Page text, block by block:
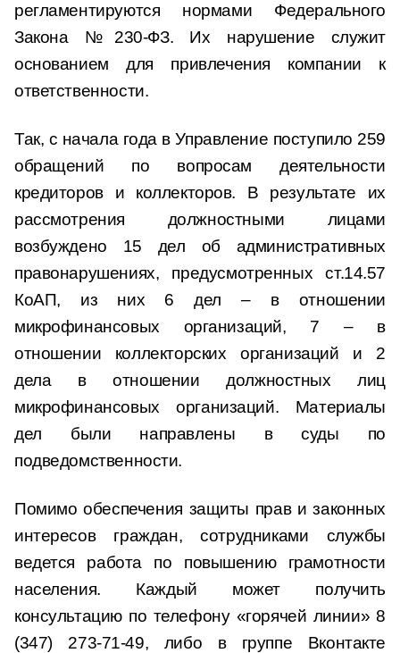
регламентируются нормами Федерального
Закона №230-ФЗ. Их нарушение служит
основанием для привлечения компании к
ответственности.
Так, с начала года в Управление поступило 259
обращений по вопросам деятельности
кредиторов и коллекторов. В результате их
рассмотрения должностными лицами
возбуждено 15 дел об административных
правонарушениях, предусмотренных ст.14.57
КоАП, из них 6 дел – в отношении
микрофинансовых организаций, 7 – в
отношении коллекторских организаций и 2
дела в отношении должностных лиц
микрофинансовых организаций. Материалы
дел были направлены в суды по
подведомственности.
Помимо обеспечения защиты прав и законных
интересов граждан, сотрудниками службы
ведется работа по повышению грамотности
населения. Каждый может получить
консультацию по телефону «горячей линии» 8
(347) 273-71-49, либо в группе Вконтакте